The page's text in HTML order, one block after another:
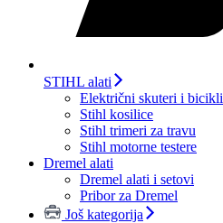
STIHL alati
Električni skuteri i bicikli
Stihl kosilice
Stihl trimeri za travu
Stihl motorne testere
Dremel alati
Dremel alati i setovi
Pribor za Dremel
Još kategorija